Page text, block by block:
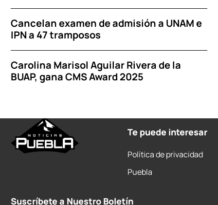
Cancelan examen de admisión a UNAM e
IPN a 47 tramposos
Carolina Marisol Aguilar Rivera de la
BUAP, gana CMS Award 2025
Te puede interesar
Política de privacidad
Puebla
Suscríbete a Nuestro Boletín